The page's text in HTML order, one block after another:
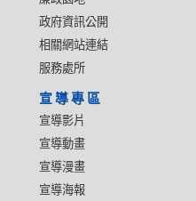
政府資訊公開
相關網站連結
服務處所
宣導專區
宣導影片
宣導動畫
宣導漫畫
宣導海報